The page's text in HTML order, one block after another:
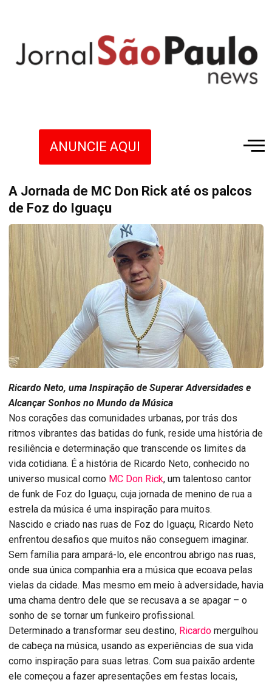
ANUNCIE AQUI
A Jornada de MC Don Rick até os palcos
de Foz do Iguaçu
Ricardo Neto, uma Inspiração de Superar Adversidades e
Alcançar Sonhos no Mundo da Música
Nos corações das comunidades urbanas, por trás dos
ritmos vibrantes das batidas do funk, reside uma história de
resiliência e determinação que transcende os limites da
vida cotidiana. É a história de Ricardo Neto, conhecido no
universo musical como MC Don Rick, um talentoso cantor
de funk de Foz do Iguaçu, cuja jornada de menino de rua a
estrela da música é uma inspiração para muitos.
Nascido e criado nas ruas de Foz do Iguaçu, Ricardo Neto
enfrentou desafios que muitos não conseguem imaginar.
Sem família para ampará-lo, ele encontrou abrigo nas ruas,
onde sua única companhia era a música que ecoava pelas
vielas da cidade. Mas mesmo em meio à adversidade, havia
uma chama dentro dele que se recusava a se apagar – o
sonho de se tornar um funkeiro profissional.
Determinado a transformar seu destino, Ricardo mergulhou
de cabeça na música, usando as experiências de sua vida
como inspiração para suas letras. Com sua paixão ardente
ele começou a fazer apresentações em festas locais,